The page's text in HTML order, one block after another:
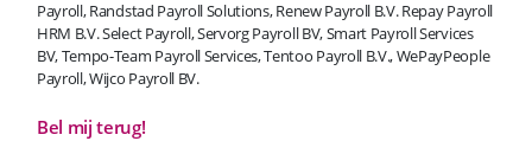
Payroll, Randstad Payroll Solutions, Renew Payroll B.V. Repay Payroll
HRM B.V. Select Payroll, Servorg Payroll BV, Smart Payroll Services
BV, Tempo-Team Payroll Services, Tentoo Payroll B.V., WePayPeople
Payroll, Wijco Payroll BV.
Bel mij terug!